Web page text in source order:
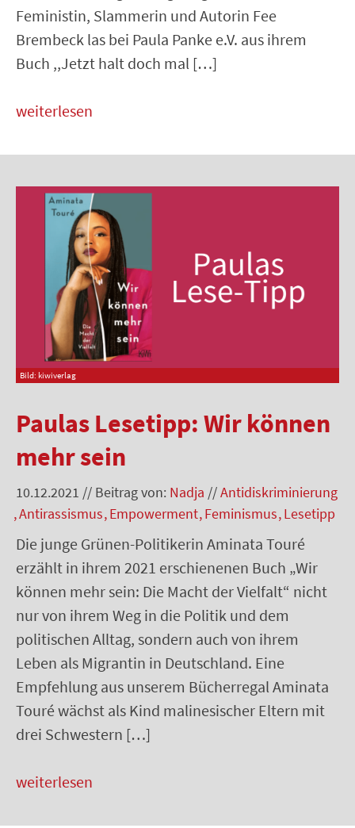
Feministin, Slammerin und Autorin Fee
Brembeck las bei Paula Panke e.V. aus ihrem
Buch ,,Jetzt halt doch mal […]
weiterlesen
Bild: kiwiverlag
Paulas Lesetipp: Wir können
mehr sein
10.12.2021 // Beitrag von: Nadja //Antidiskriminierung
Antirassismus Empowerment Feminismus Lesetipp
Die junge Grünen-Politikerin Aminata Touré
erzählt in ihrem 2021 erschienenen Buch „Wir
können mehr sein: Die Macht der Vielfalt“ nicht
nur von ihrem Weg in die Politik und dem
politischen Alltag, sondern auch von ihrem
Leben als Migrantin in Deutschland. Eine
Empfehlung aus unserem Bücherregal Aminata
Touré wächst als Kind malinesischer Eltern mit
drei Schwestern […]
weiterlesen